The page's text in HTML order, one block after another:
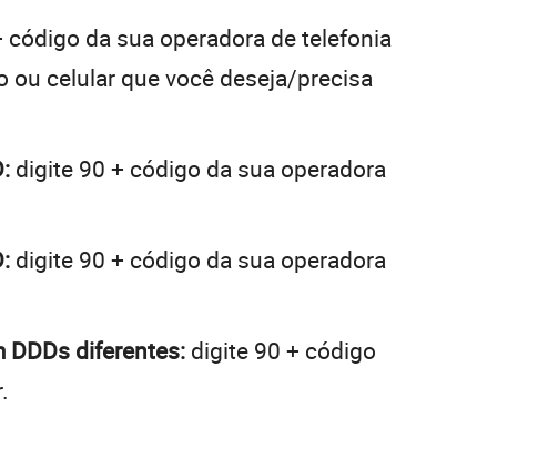
código da sua operadora de telefonia
ou celular que você deseja/precisa
digite 90 + código da sua operadora
digite 90 + código da sua operadora
DDDs diferentes: digite 90 + código